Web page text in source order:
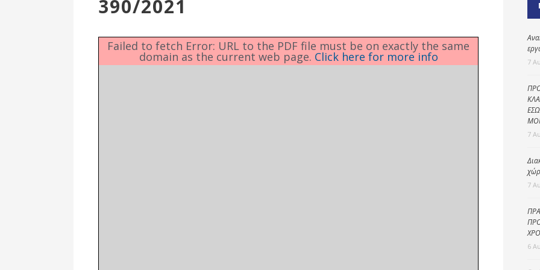
Επιτροπή
Ενότητες
Δημοτική
αστυνομία
390/2021
Failed to fetch Error: URL to the PDF file must be on exactly the same
domain as the current web page. Click here for more info 7
7
7
6